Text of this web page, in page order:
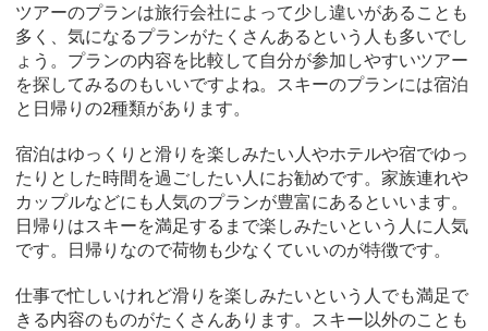
ツアーのプランは旅行会社によって少し違いがあることも
多く、気になるプランがたくさんあるという人も多いでし
ょう。プランの内容を比較して自分が参加しやすいツアー
を探してみるのもいいですよね。スキーのプランには宿泊
と日帰りの2種類があります。
宿泊はゆっくりと滑りを楽しみたい人やホテルや宿でゆっ
たりとした時間を過ごしたい人にお勧めです。家族連れや
カップルなどにも人気のプランが豊富にあるといいます。
日帰りはスキーを満足するまで楽しみたいという人に人気
です。日帰りなので荷物も少なくていいのが特徴です。
仕事で忙しいけれど滑りを楽しみたいという人でも満足で
きる内容のものがたくさんあります。スキー以外のことも